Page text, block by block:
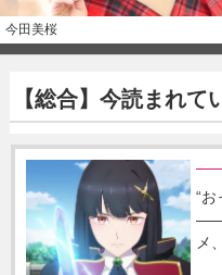
今田美桜
【総合】今読まれて
“お
――
メ